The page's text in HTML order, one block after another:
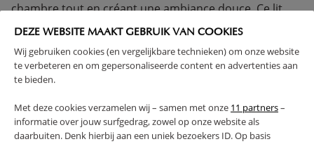
DEZE WEBSITE MAAKT GEBRUIK VAN COOKIES
Wij gebruiken cookies (en vergelijkbare technieken) om onze website
te verbeteren en om gepersonaliseerde content en advertenties aan
te bieden.
Met deze cookies verzamelen wij – samen met onze 11 partners–
informatie over jouw surfgedrag, zowel op onze website als
daarbuiten. Denk hierbij aan een uniek bezoekers ID. Op basis
chambre tout en créant une ambiance douce. Ce lit
bébé en bois a été conçu pour allier confort et praticité
permet une utilisation évolutive, jusqu’au moment où
l’enfant peut sortir seul du lit. Sa couleur marron foncé
une présence sobre et intemporelle.
CONFORME À LA CERTIFICATION UE BOIS MASSIF